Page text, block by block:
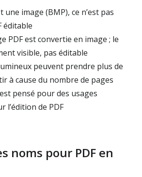
une image (BMP), ce n’est pas
éditable
PDF est convertie en image ; le
visible, pas éditable
peuvent prendre plus de
à cause du nombre de pages
pensé pour des usages
l’édition de PDF
noms pour PDF en